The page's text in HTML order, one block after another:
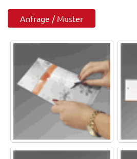
Anfrage / Muster